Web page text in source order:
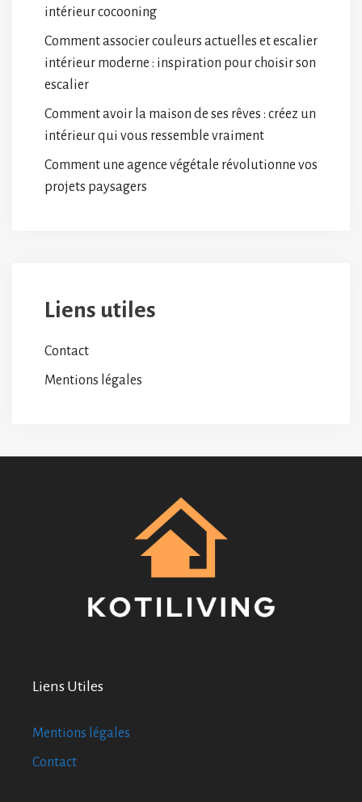
intérieur cocooning
Comment associer couleurs actuelles et escalier
intérieur moderne : inspiration pour choisir son
escalier
Comment avoir la maison de ses rêves : créez un
intérieur qui vous ressemble vraiment
Comment une agence végétale révolutionne vos
projets paysagers
Liens utiles
Contact
Mentions légales
Liens Utiles
Mentions légales
Contact